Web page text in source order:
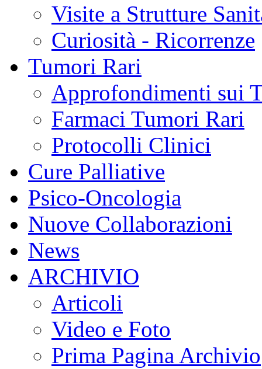
Visite a Strutture
Curiosità - Ricorrenze
Tumori Rari
Approfondimenti sui
Farmaci Tumori Rari
Protocolli Clinici
Cure Palliative
Psico-Oncologia
Nuove Collaborazioni
News
ARCHIVIO
Articoli
Video e Foto
Prima Pagina Archivio